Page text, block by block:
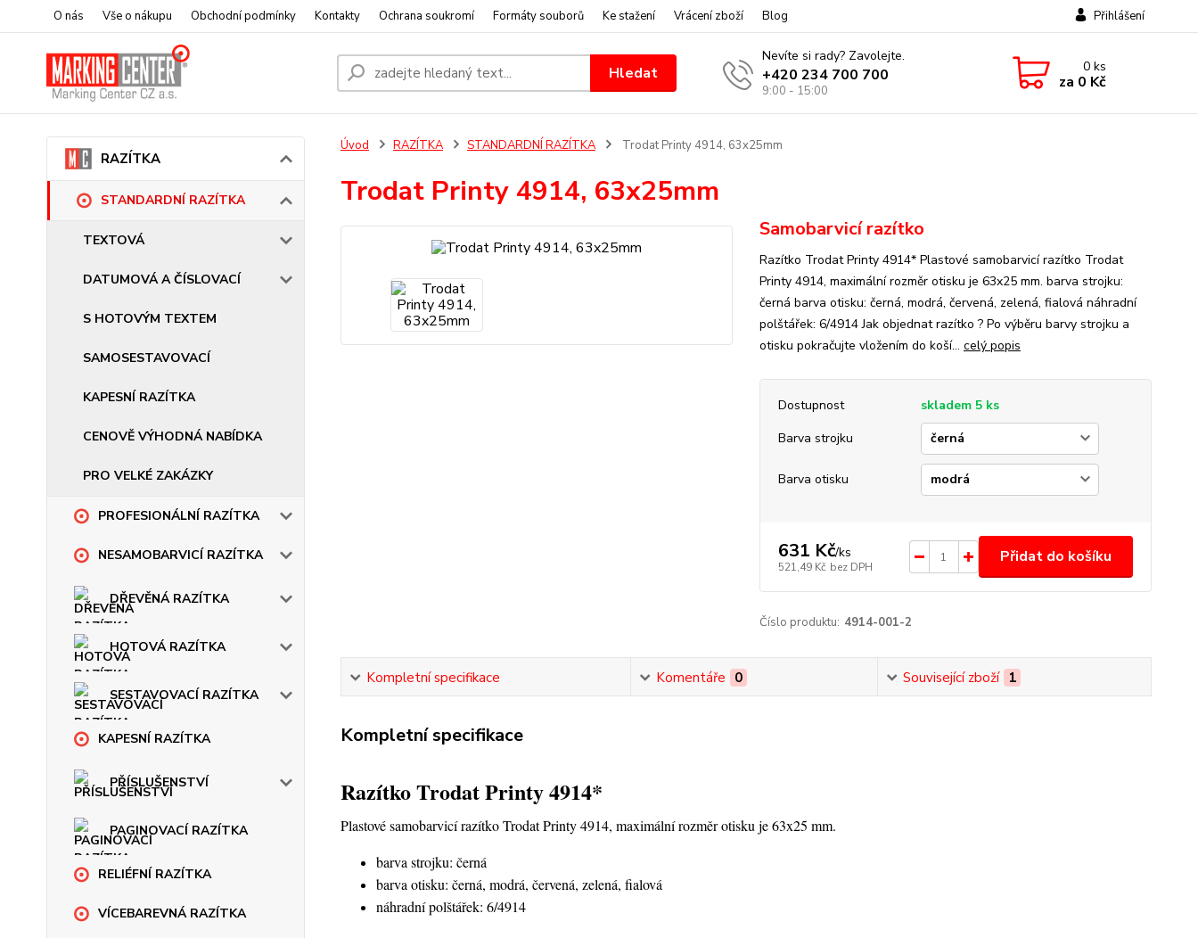
O nás Vše o nákupu Obchodní podmínky Kontakty Ochrana soukromí Formáty souborů Ke stažení Vrácení zboží Blog Přihlášení
Hledat
Nevíte si rady? Zavolejte.
+420 234 700 700
9:00 - 15:00
0ks
za 0 Kč
RAZÍTKA
STANDARDNÍ RAZÍTKA
TEXTOVÁ
DATUMOVÁ A ČÍSLOVACÍ
S HOTOVÝM TEXTEM
SAMOSESTAVOVACÍ
KAPESNÍ RAZÍTKA
CENOVĚ VÝHODNÁ NABÍDKA
PRO VELKÉ ZAKÁZKY
PROFESIONÁLNÍ RAZÍTKA
NESAMOBARVICÍ RAZÍTKA
DŘEVĚNÁ RAZÍTKA
HOTOVÁ RAZÍTKA
SESTAVOVACÍ RAZÍTKA
KAPESNÍ RAZÍTKA
PŘÍSLUŠENSTVÍ
PAGINOVACÍ RAZÍTKA
RELIÉFNÍ RAZÍTKA
VÍCEBAREVNÁ RAZÍTKA
Úvod RAZÍTKA STANDARDNÍ RAZÍTKA Trodat Printy 4914, 63x25mm
Trodat Printy 4914, 63x25mm
Samobarvicí razítko
Razítko Trodat Printy 4914* Plastové samobarvicí razítko Trodat
Printy 4914, maximální rozměr otisku je 63x25 mm. barva strojku:
černá barva otisku: černá, modrá, červená, zelená, fialová náhradní
polštářek: 6/4914 Jak objednat razítko ? Po výběru barvy strojku a
otisku pokračujte vložením do koší... celý popis
Dostupnost
skladem 5 ks
Barva strojku
Barva otisku
631 Kč/ks
521,49 Kč bez DPH
Přidat do košíku
Číslo produktu: 4914-001-2
Kompletní specifikace Komentáře 0 Související zboží 1
Kompletní specifikace
Razítko Trodat Printy 4914*
Plastové samobarvicí razítko Trodat Printy 4914, maximální rozměr otisku je 63x25 mm.
barva strojku: černá
barva otisku: černá, modrá, červená, zelená, fialová
náhradní polštářek: 6/4914